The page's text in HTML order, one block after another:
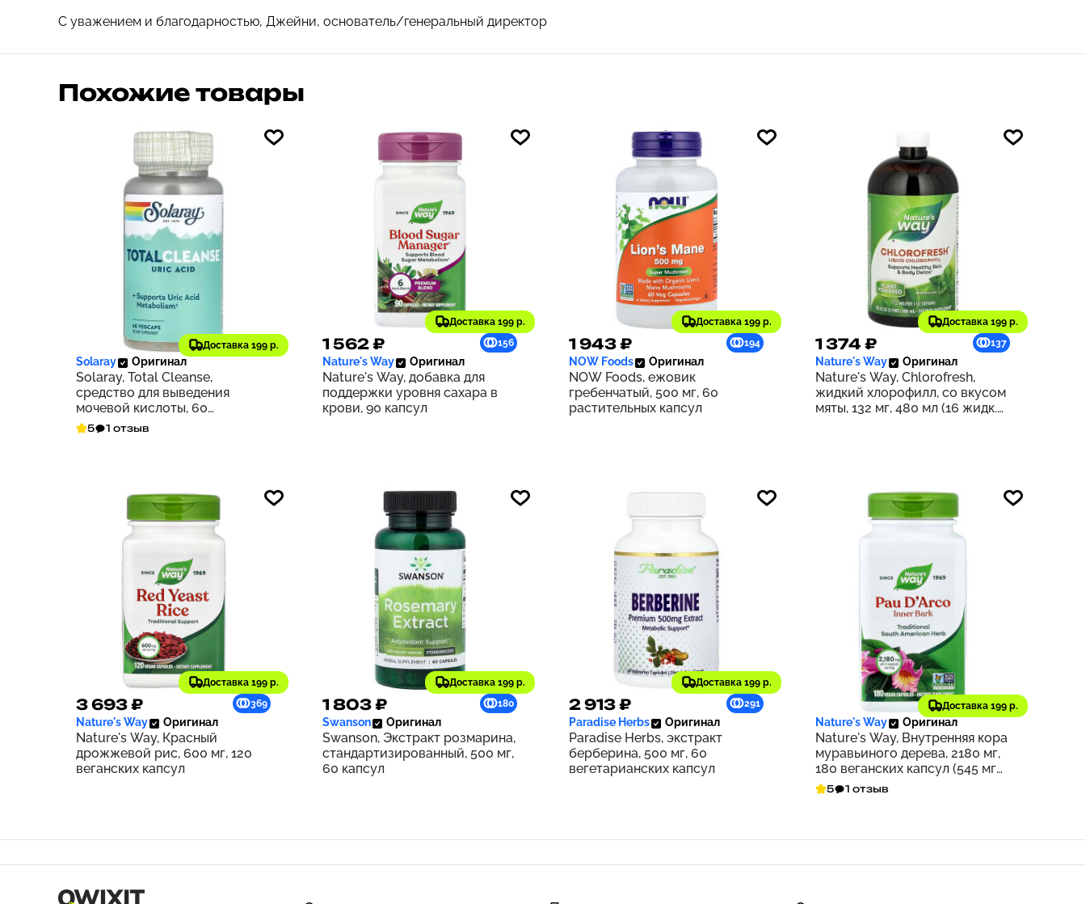
С уважением и благодарностью, Джейни, основатель/генеральный директор
Похожие товары
Доставка 199 р.
3 404 ₽ 340
Solaray Оригинал
Solaray, Total Cleanse,
средство для выведения
мочевой кислоты, 60
растительных капсул
5 1 отзыв
Доставка 199 р.
1 562 ₽ 156
Nature's Way Оригинал
Nature's Way, добавка для
поддержки уровня сахара в
крови, 90 капсул
Доставка 199 р.
1 943 ₽ 194
NOW Foods Оригинал
NOW Foods, ежовик
гребенчатый, 500 мг, 60
растительных капсул
Доставка 199 р.
1 374 ₽ 137
Nature's Way Оригинал
Nature's Way, Chlorofresh,
жидкий хлорофилл, со вкусом
мяты, 132 мг, 480 мл (16 жидк.
Доставка 199 р.
3 693 ₽ 369
Nature's Way Оригинал
Nature's Way, Красный
дрожжевой рис, 600 мг, 120
веганских капсул
Доставка 199 р.
1 803 ₽ 180
Swanson Оригинал
Swanson, Экстракт розмарина,
стандартизированный, 500 мг,
60 капсул
Доставка 199 р.
2 913 ₽ 291
Paradise Herbs Оригинал
Paradise Herbs, экстракт
берберина, 500 мг, 60
вегетарианских капсул
Доставка 199 р.
1 663 ₽ 166
Nature's Way Оригинал
Nature's Way, Внутренняя кора
муравьиного дерева, 2180 мг,
180 веганских капсул (545 мг
на капсулу)
5 1 отзыв